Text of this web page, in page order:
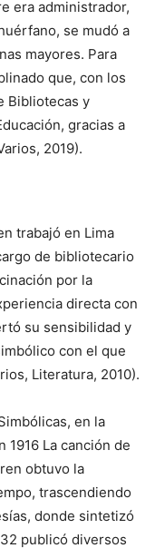
era administrador,
se mudó a
mayores. Para
que, con los
Bibliotecas y
gracias a
2019).
trabajó en Lima
de bibliotecario
por la
directa con
su sensibilidad y
con el que
Literatura, 2010).
en la
1916 La canción de
obtuvo la
trascendiendo
donde sintetizó
publicó diversos